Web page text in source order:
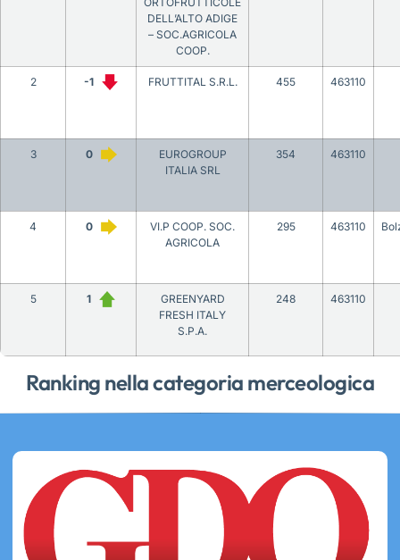
Ranking nella categoria merceologica
DELL’ALTO ADIGE
– SOC.AGRICOLA
COOP.
2 -1 FRUTTITAL S.R.L. 455 463110
3 0
EUROGROUP
ITALIA SRL
354 463110
4 0
VI.P COOP. SOC.
AGRICOLA
295 463110
5 1
GREENYARD
FRESH ITALY
S.P.A.
248 463110